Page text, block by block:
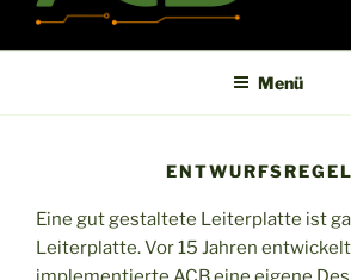
ACB
Menü
Eine gut gestaltete Leiterplatte ist
Leiterplatte. Vor 15 Jahren